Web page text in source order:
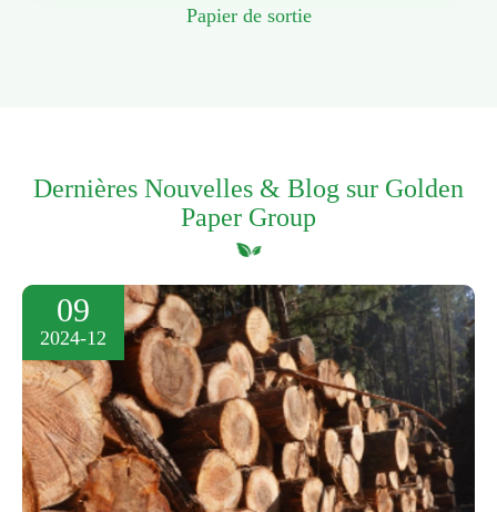
Papier de sortie
Dernières Nouvelles & Blog sur Golden
Paper Group
09
2024-12